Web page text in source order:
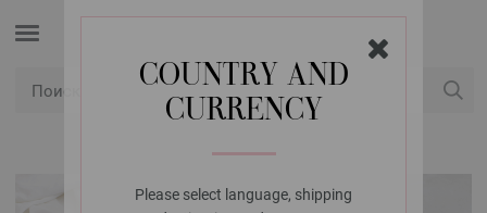
COUNTRY AND
CURRENCY
Please select language, shipping